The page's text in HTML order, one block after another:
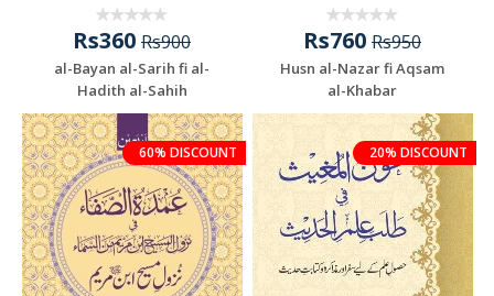
Rs360 Rs900
al-Bayan al-Sarih fi al-
Hadith al-Sahih
Rs760 Rs950
Husn al-Nazar fi Aqsam
al-Khabar
60% DISCOUNT 20% DISCOUNT